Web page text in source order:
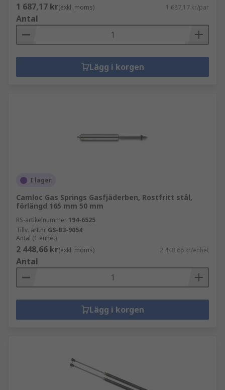
1 687,17 kr(exkl. moms) 1 687,17 kr/par
Antal
Lägg i korgen
I lager
Camloc Gas Springs Gasfjäderben, Rostfritt stål,
förlängd 165 mm 50 mm
RS-artikelnummer 194-6525
Tillv. art.nr GS-B3-9054
Antal (1 enhet)
2 448,66 kr(exkl. moms) 2 448,66 kr/enhet
Antal
Lägg i korgen